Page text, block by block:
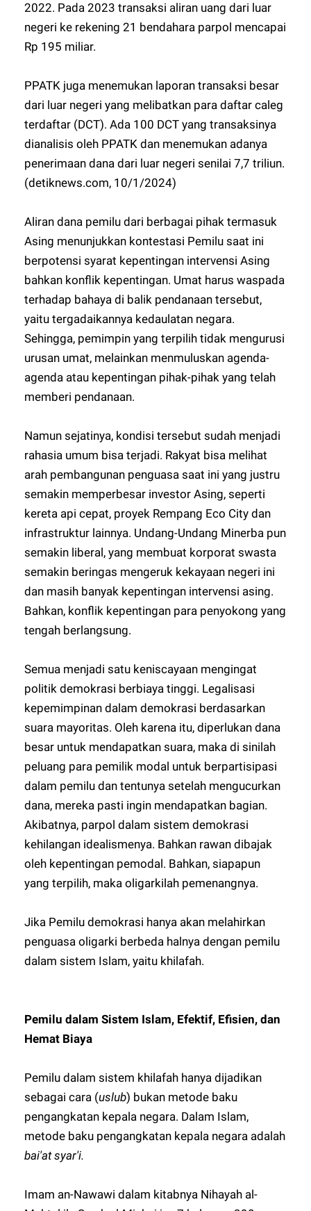
2022. Pada 2023 transaksi aliran uang dari luar
negeri ke rekening 21 bendahara parpol mencapai
Rp 195 miliar.
PPATK juga menemukan laporan transaksi besar
dari luar negeri yang melibatkan para daftar caleg
terdaftar (DCT). Ada 100 DCT yang transaksinya
dianalisis oleh PPATK dan menemukan adanya
penerimaan dana dari luar negeri senilai 7,7 triliun.
(detiknews.com, 10/1/2024)
Aliran dana pemilu dari berbagai pihak termasuk
Asing menunjukkan kontestasi Pemilu saat ini
berpotensi syarat kepentingan intervensi Asing
bahkan konflik kepentingan. Umat harus waspada
terhadap bahaya di balik pendanaan tersebut,
yaitu tergadaikannya kedaulatan negara.
Sehingga, pemimpin yang terpilih tidak mengurusi
urusan umat, melainkan menmuluskan agenda-
agenda atau kepentingan pihak-pihak yang telah
memberi pendanaan.
Namun sejatinya, kondisi tersebut sudah menjadi
rahasia umum bisa terjadi. Rakyat bisa melihat
arah pembangunan penguasa saat ini yang justru
semakin memperbesar investor Asing, seperti
kereta api cepat, proyek Rempang Eco City dan
infrastruktur lainnya. Undang-Undang Minerba pun
semakin liberal, yang membuat korporat swasta
semakin beringas mengeruk kekayaan negeri ini
dan masih banyak kepentingan intervensi asing.
Bahkan, konflik kepentingan para penyokong yang
tengah berlangsung.
Semua menjadi satu keniscayaan mengingat
politik demokrasi berbiaya tinggi. Legalisasi
kepemimpinan dalam demokrasi berdasarkan
suara mayoritas. Oleh karena itu, diperlukan dana
besar untuk mendapatkan suara, maka di sinilah
peluang para pemilik modal untuk berpartisipasi
dalam pemilu dan tentunya setelah mengucurkan
dana, mereka pasti ingin mendapatkan bagian.
Akibatnya, parpol dalam sistem demokrasi
kehilangan idealismenya. Bahkan rawan dibajak
oleh kepentingan pemodal. Bahkan, siapapun
yang terpilih, maka oligarkilah pemenangnya.
Jika Pemilu demokrasi hanya akan melahirkan
penguasa oligarki berbeda halnya dengan pemilu
dalam sistem Islam, yaitu khilafah.
Pemilu dalam Sistem Islam, Efektif, Efisien, dan
Hemat Biaya
Pemilu dalam sistem khilafah hanya dijadikan
sebagai cara (uslub) bukan metode baku
pengangkatan kepala negara. Dalam Islam,
metode baku pengangkatan kepala negara adalah
bai'at syar'i.
Imam an-Nawawi dalam kitabnya Nihayah al-